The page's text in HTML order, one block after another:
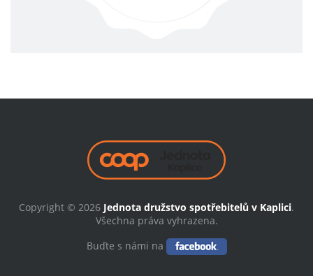
Copyright © 2026 Jednota družstvo spotřebitelů v Kaplici.
Všechna práva vyhrazena.
Buďte s námi na